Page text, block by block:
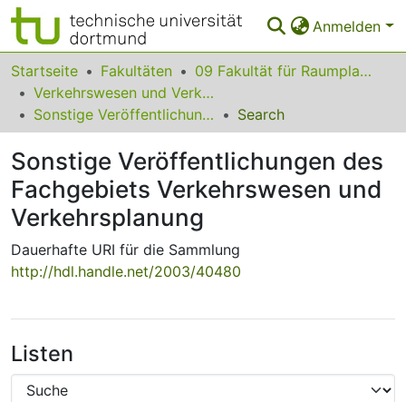
Anmelden
Bereiche & Sammlungen
Das gesamte Repositorium
FAQ
Leitlinien
Zurück zur Startseite
Startseite Fakultäten
09 Fakultät für Raumplanung
Verkehrswesen und Verkehrsplanung
Sonstige Veröffentlichungen des Fachgebiets Verkehrswesen und Verkehrsplanung
Search
Sonstige Veröffentlichungen des
Fachgebiets Verkehrswesen und
Verkehrsplanung
Dauerhafte URI für die Sammlung
http://hdl.handle.net/2003/40480
Listen